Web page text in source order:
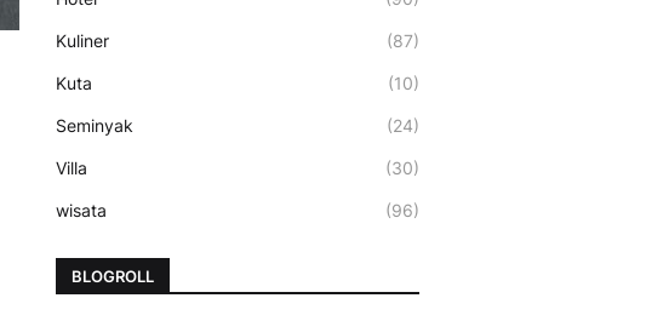
Kuliner (87)
Kuta (10)
Seminyak (24)
Villa (30)
wisata (96)
BLOGROLL